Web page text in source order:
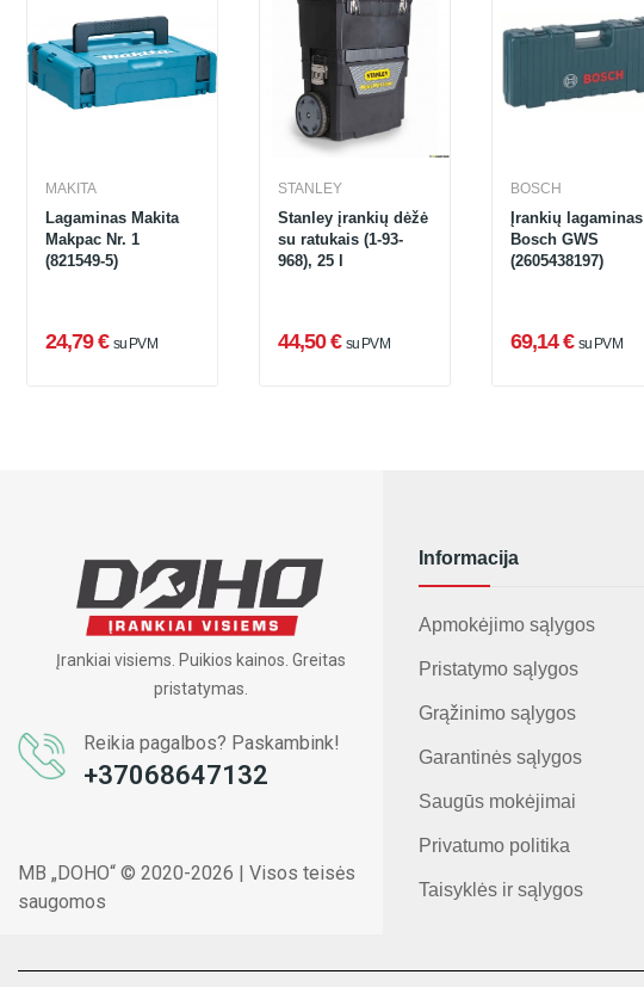
MAKITA
Lagaminas Makita
Makpac Nr. 1
(821549-5)
24,79 € su PVM
STANLEY
Stanley įrankių dėžė
su ratukais (1-93-
968), 25 l
44,50 € su PVM
BOSCH
Įrankių lagaminas
Bosch GWS
(2605438197)
69,14 € su PVM
Įrankiai visiems. Puikios kainos. Greitas
pristatymas.
Reikia pagalbos? Paskambink!
+37068647132
MB „DOHO“ © 2020-2026 | Visos teisės
saugomos
Informacija
Apmokėjimo sąlygos
Pristatymo sąlygos
Grąžinimo sąlygos
Garantinės sąlygos
Saugūs mokėjimai
Privatumo politika
Taisyklės ir sąlygos